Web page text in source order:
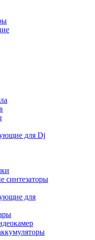
для Dj
синтезаторы
для